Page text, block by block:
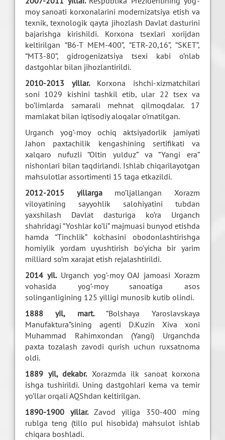
moy sanoati korxonalarini modernizatsiya etish va
texnik, texnologik qayta jihozlash Davlat dasturini
bajarishga kirishildi. Korxona tsexlari xorijdan
keltirilgan “B6-T MEM-400”, “ETR-20,16”, “SKET”,
“MT3-80”, gidrogenizatsiya tsexi kabi o’nlab
dastgohlar bilan jihozlantirildi.
2010-2013 yillar.Korxona ishchi-xizmatchilari
soni 1029 kishini tashkil etib, ular 22 tsex va
bo’limlarda samarali mehnat qilmoqdalar. 17
mamlakat bilan iqtisodiy aloqalar o’rnatilgan.
Urganch yog’-moy ochiq aktsiyadorlik jamiyati
Jahon paxtachilik kengashining sertifikati va
xalqaro nufuzli “Oltin yulduz” va “Yangi era”
nishonlari bilan taqdirlandi. Ishlab chiqarilayotgan
mahsulotlar assortimenti 15 taga etkazildi.
2012-2015 yillargamo’ljallangan Xorazm
viloyatining sayyohlik salohiyatini tubdan
yaxshilash Davlat dasturiga ko’ra Urganch
shahridagi “Yoshlar ko’li” majmuasi bunyod etishda
hamda “Tinchlik” ko’chasini obodonlashtirishga
homiylik yordam uyushtirish bo’yicha bir yarim
milliard so’m xarajat etish rejalashtirildi.
2014 yil.Urganch yog’-moy OAJ jamoasi Xorazm
vohasida yog’-moy sanoatiga asos
solinganligining 125 yilligi munosib kutib olindi.
1888 yil, mart. “Bolshaya Yaroslavskaya
Manufaktura”sining agenti D.Kuzin Xiva xoni
Muhammad Rahimxondan (Yangi) Urganchda
paxta tozalash zavodi qurish uchun ruxsatnoma
oldi.
1889 yil, dekabr.Xorazmda ilk sanoat korxona
ishga tushirildi. Uning dastgohlari kema va temir
yo’llar orqali AQShdan keltirilgan.
1890-1900 yillar. Zavod yiliga 350-400 ming
rublga teng (tillo pul hisobida) mahsulot ishlab
chiqara boshladi.